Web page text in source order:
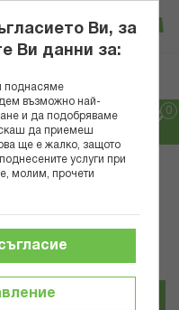
Вход
и
категория
ЗА ЧУВСТВИТЕЛНА КОЖА
Ви, за
Ви данни за:
поднасяме
възможно най-
и да подобряваме
да приемеш
ще е жалко, защото
услуги при
молим, прочети